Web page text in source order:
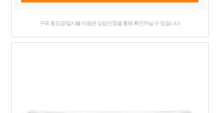
구독 총요금/일시불 비용은 상담신청을 통해 확인하실 수 있습니다.